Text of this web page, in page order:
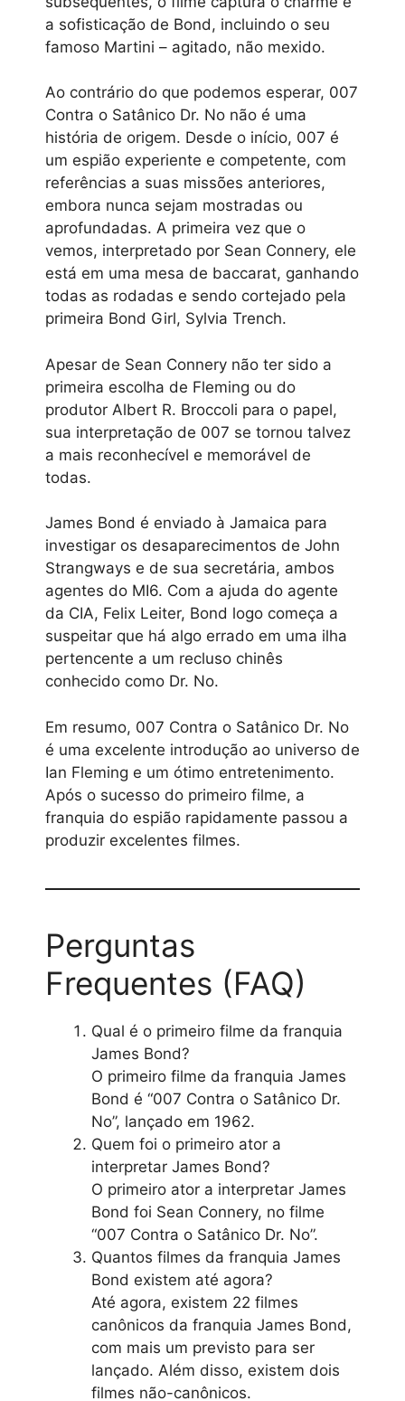
a sofisticação de Bond, incluindo o seu
famoso Martini – agitado, não mexido.
Ao contrário do que podemos esperar, 007
Contra o Satânico Dr. No não é uma
história de origem. Desde o início, 007 é
um espião experiente e competente, com
referências a suas missões anteriores,
embora nunca sejam mostradas ou
aprofundadas. A primeira vez que o
vemos, interpretado por Sean Connery, ele
está em uma mesa de baccarat, ganhando
todas as rodadas e sendo cortejado pela
primeira Bond Girl, Sylvia Trench.
Apesar de Sean Connery não ter sido a
primeira escolha de Fleming ou do
produtor Albert R. Broccoli para o papel,
sua interpretação de 007 se tornou talvez
a mais reconhecível e memorável de
todas.
James Bond é enviado à Jamaica para
investigar os desaparecimentos de John
Strangways e de sua secretária, ambos
agentes do MI6. Com a ajuda do agente
da CIA, Felix Leiter, Bond logo começa a
suspeitar que há algo errado em uma ilha
pertencente a um recluso chinês
conhecido como Dr. No.
Em resumo, 007 Contra o Satânico Dr. No
é uma excelente introdução ao universo de
Ian Fleming e um ótimo entretenimento.
Após o sucesso do primeiro filme, a
franquia do espião rapidamente passou a
produzir excelentes filmes.
Perguntas
Frequentes (FAQ)
Qual é o primeiro filme da franquia
James Bond?
O primeiro filme da franquia James
Bond é “007 Contra o Satânico Dr.
No”, lançado em 1962.
Quem foi o primeiro ator a
interpretar James Bond?
O primeiro ator a interpretar James
Bond foi Sean Connery, no filme
“007 Contra o Satânico Dr. No”.
Quantos filmes da franquia James
Bond existem até agora?
Até agora, existem 22 filmes
canônicos da franquia James Bond,
com mais um previsto para ser
lançado. Além disso, existem dois
filmes não-canônicos.